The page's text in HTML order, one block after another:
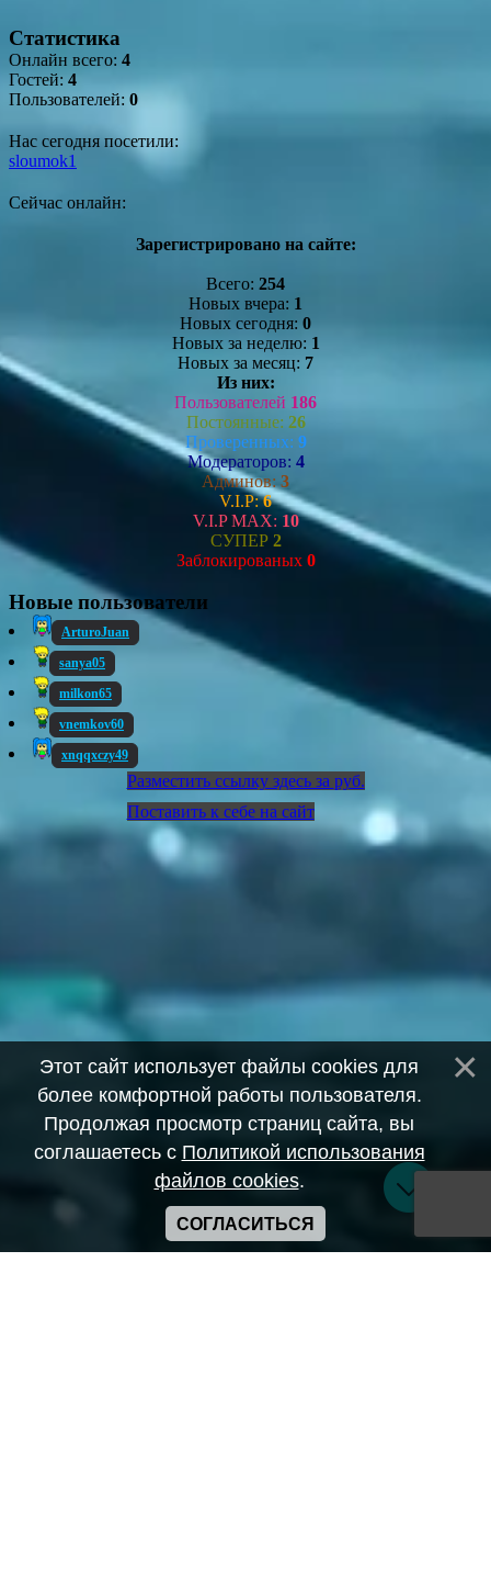
Статистика
Онлайн всего: 4
Гостей: 4
Пользователей: 0
Нас сегодня посетили:
sloumok1
Сейчас онлайн:
Зарегистрировано на сайте:
Всего: 254
Новых вчера: 1
Новых сегодня: 0
Новых за неделю: 1
Новых за месяц: 7
Из них:
Пользователей 186
Постоянные: 26
Проверенных: 9
Модераторов: 4
Админов: 3
V.I.P:6
V.I.P MAX: 10
СУПЕР 2
Заблокированых 0
Новые пользователи
ArturoJuan
sanya05
milkon65
vnemkov60
xnqqxczy49
Разместить ссылку здесь за руб.
Поставить к себе на сайт
Этот сайт использует файлы cookies для
более комфортной работы пользователя.
Продолжая просмотр страниц сайта, вы
соглашаетесь с Политикой использования
файлов cookies.
СОГЛАСИТЬСЯ